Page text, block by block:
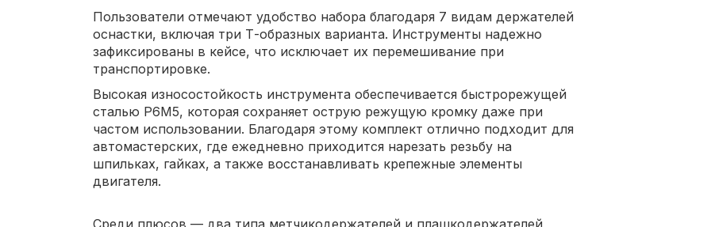
Пользователи отмечают удобство набора благодаря 7 видам держателей
оснастки, включая три Т-образных варианта. Инструменты надежно
зафиксированы в кейсе, что исключает их перемешивание при
транспортировке.
Высокая износостойкость инструмента обеспечивается быстрорежущей
сталью Р6М5, которая сохраняет острую режущую кромку даже при
частом использовании. Благодаря этому комплект отлично подходит для
автомастерских, где ежедневно приходится нарезать резьбу на
шпильках, гайках, а также восстанавливать крепежные элементы
двигателя.
Среди плюсов — два типа метчикодержателей и плашкодержателей,